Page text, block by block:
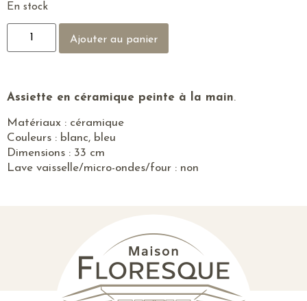
En stock
Ajouter au panier
Assiette en céramique peinte à la main.
Matériaux : céramique
Couleurs : blanc, bleu
Dimensions : 33 cm
Lave vaisselle/micro-ondes/four : non